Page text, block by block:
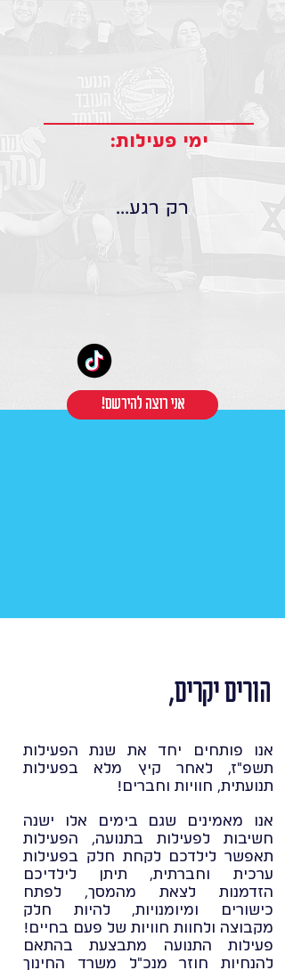
ימי פעילות:
רק רגע...
!אני רוצה להירשם
הורים יקרים,
אנו פותחים יחד את שנת הפעילות
תשפ"ז, לאחר קיץ מלא בפעילות
תנועתית, חוויות וחברים!
אנו מאמינים שגם בימים אלו ישנה
חשיבות לפעילות בתנועה, הפעילות
תאפשר לילדכם לקחת חלק בפעילות
ערכית וחברתית, תיתן לילדיכם
הזדמנות לצאת מהמסך, לפתח
כישורים ומיומנויות, להיות חלק
מקבוצה ולחוות חוויות של פעם בחיים!
פעילות התנועה מתבצעת בהתאם
להנחיות חוזר מנכ"ל משרד החינוך